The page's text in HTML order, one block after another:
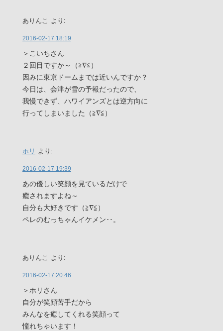
ありんこ より:
2016-02-17 18:19
＞こいちさん
２回目ですか～（≧∇≦）
因みに東京ドームまでは近いんですか？
今日は、会津が雪の予報だったので、
我慢できず、ハワイアンズとは逆方向に
行ってしまいました（≧∇≦）
ホリ より:
2016-02-17 19:39
あの優しい笑顔を見ているだけで
癒されますよね～
自分も大好きです（≧∇≦）
ペレのむっちゃんイケメン‥。
ありんこ より:
2016-02-17 20:46
＞ホリさん
自分が笑顔苦手だから
みんなを癒してくれる笑顔って
憧れちゃいます！